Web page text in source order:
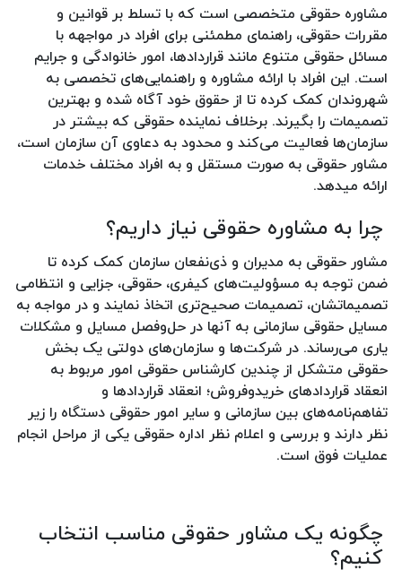
مشاوره حقوقی متخصصی است که با تسلط بر قوانین و
مقررات حقوقی، راهنمای مطمئنی برای افراد در مواجهه با
مسائل حقوقی متنوع مانند قراردادها، امور خانوادگی و جرایم
است. این افراد با ارائه مشاوره و راهنمایی‌های تخصصی به
شهروندان کمک کرده تا از حقوق خود آگاه شده و بهترین
تصمیمات را بگیرند. برخلاف نماینده حقوقی که بیشتر در
سازمان‌ها فعالیت می‌کند و محدود به دعاوی آن سازمان است،
مشاور حقوقی به صورت مستقل و به افراد مختلف خدمات
ارائه میدهد.
چرا به مشاوره حقوقی نیاز داریم؟
مشاور حقوقی به مدیران و ذی‌نفعان سازمان کمک کرده تا
ضمن توجه به مسؤولیت‌های کیفری، حقوقی، جزایی و انتظامی
تصمیماتشان، تصمیمات صحیح‌تری اتخاذ نمایند و در مواجه به
مسایل حقوقی سازمانی به آنها در حل‌وفصل مسایل و مشکلات
یاری می‌رساند. در شرکت‌ها و سازمان‌های دولتی یک بخش
حقوقی متشکل از چندین کارشناس حقوقی امور مربوط به
انعقاد قراردادهای خریدوفروش؛ انعقاد قراردادها و
تفاهم‌نامه‌های بین سازمانی و سایر امور حقوقی دستگاه را زیر
نظر دارند و بررسی و اعلام نظر اداره حقوقی یکی از مراحل انجام
عملیات فوق است.
چگونه یک مشاور حقوقی مناسب انتخاب
کنیم؟